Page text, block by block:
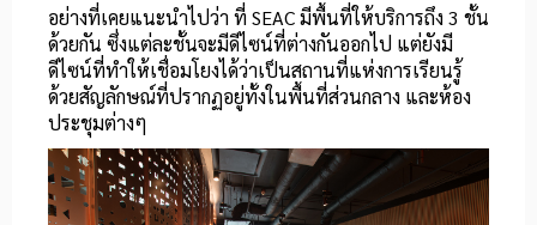
อย่างที่เคยแนะนำไปว่า ที่ SEAC มีพื้นที่ให้บริการถึง 3 ชั้น
ด้วยกัน ซึ่งแต่ละชั้นจะมีดีไซน์ที่ต่างกันออกไป แต่ยังมี
ดีไซน์ที่ทำให้เชื่อมโยงได้ว่าเป็นสถานที่แห่งการเรียนรู้
ด้วยสัญลักษณ์ที่ปรากฏอยู่ทั้งในพื้นที่ส่วนกลาง และห้อง
ประชุมต่างๆ